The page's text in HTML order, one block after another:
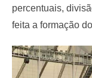
percentuais,
feita a formação